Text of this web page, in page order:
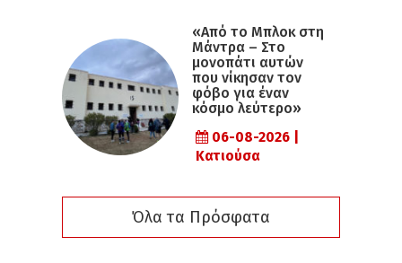
«Από το Μπλοκ στη
Μάντρα – Στο
μονοπάτι αυτών
που νίκησαν τον
φόβο για έναν
κόσμο λεύτερο»
06-08-2026 |
Κατιούσα
Όλα τα Πρόσφατα